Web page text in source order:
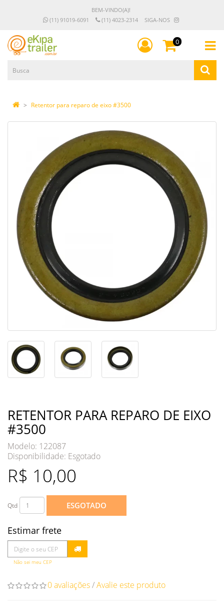
BEM-VINDO(A)!
(11) 91019-6091
(11) 4023-2314 SIGA-NOS
0
Retentor para reparo de eixo #3500
RETENTOR PARA REPARO DE EIXO
#3500
Modelo: 122087
Disponibilidade: Esgotado
R$ 10,00
Qtd ESGOTADO
Estimar frete
Não sei meu CEP
0 avaliações/Avalie este produto